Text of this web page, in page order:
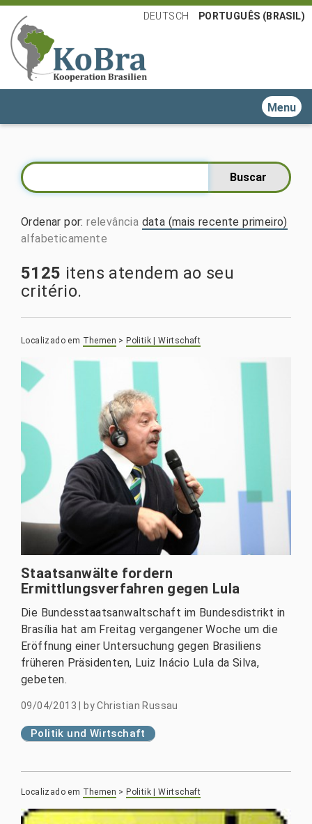
DEUTSCH PORTUGUÊS (BRASIL)
Toggle
Ordenar por:relevância data (mais recente primeiro)
alfabeticamente
5125 itens atendem ao seu
critério.
Localizado em Themen > Politik | Wirtschaft
Staatsanwälte fordern
Ermittlungsverfahren gegen Lula
Die Bundesstaatsanwaltschaft im Bundesdistrikt in
Brasília hat am Freitag vergangener Woche um die
Eröffnung einer Untersuchung gegen Brasiliens
früheren Präsidenten, Luiz Inácio Lula da Silva,
gebeten.
09/04/2013 byChristian Russau
Politik und Wirtschaft
Localizado em Themen > Politik | Wirtschaft